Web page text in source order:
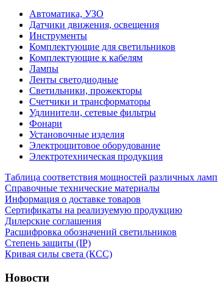
Автоматика, УЗО
Датчики движения, освещения
Инструменты
Комплектующие для светильников
Комплектующие к кабелям
Лампы
Ленты светодиодные
Светильники, прожекторы
Счетчики и трансформаторы
Удлинители, сетевые фильтры
Фонари
Установочные изделия
Электрощитовое оборудование
Электротехническая продукция
Таблица соответствия мощностей различных ламп
Справочные технические материалы
Информация о доставке товаров
Сертификаты на реализуемую продукцию
Дилерские соглашения
Расшифровка обозначений светильников
Степень защиты (IP)
Кривая силы света (КСС)
Новости